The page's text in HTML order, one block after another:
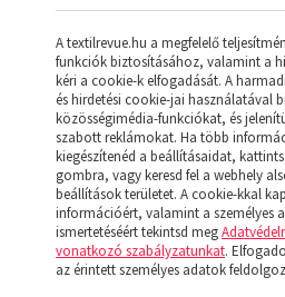
ARTHUR MEN - LIGHTWEIGHT
ARTHUR MEN
LIGHTWEIGHT
A textilrevue.hu a megfelelő
funkciók biztosításához, valamint a
kéri a cookie-k elfogadását. A
és hirdetési cookie-jai használatával
közösségimédia-funkciókat, és
szabott reklámokat. Ha több
kiegészítenéd a beállításaidat,
gombra, vagy keresd fel a webhely
beállítások területet. A cookie-kkal
információért, valamint a személyes
ismertetéséért tekintsd meg
vonatkozó szabályzatunkat.
az érintett személyes adatok